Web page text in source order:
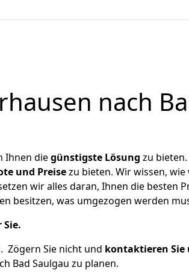
nach
Ihnen diegünstigste Lösung zu
und Preisezu bieten. Wir wissen, wie
wir alles daran, Ihnen die besten
besitzen, was umgezogen werden
Zögern Sie nicht und kontaktieren Sie
Bad Saulgau zu planen.